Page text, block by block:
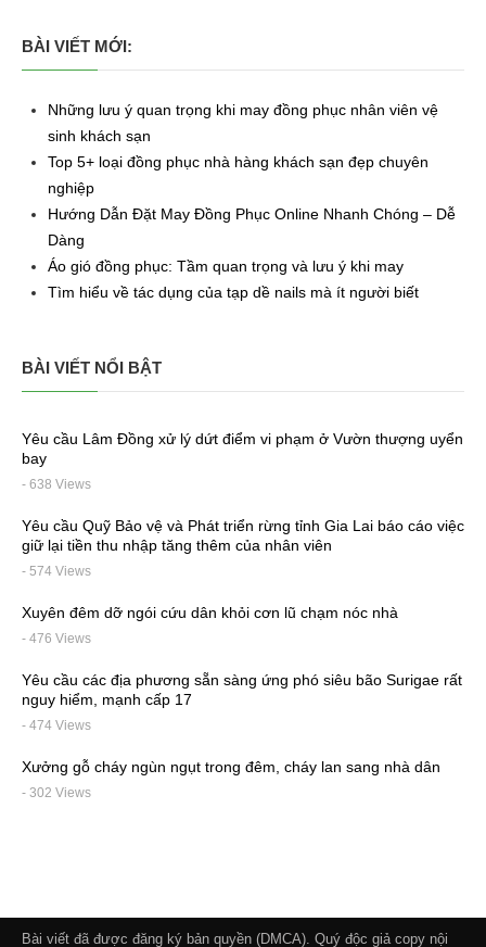
BÀI VIẾT MỚI:
Những lưu ý quan trọng khi may đồng phục nhân viên vệ
sinh khách sạn
Top 5+ loại đồng phục nhà hàng khách sạn đẹp chuyên
nghiệp
Hướng Dẫn Đặt May Đồng Phục Online Nhanh Chóng – Dễ
Dàng
Áo gió đồng phục: Tầm quan trọng và lưu ý khi may
Tìm hiểu về tác dụng của tạp dề nails mà ít người biết
BÀI VIẾT NỔI BẬT
Yêu cầu Lâm Đồng xử lý dứt điểm vi phạm ở Vườn thượng uyển
bay
- 638 Views
Yêu cầu Quỹ Bảo vệ và Phát triển rừng tỉnh Gia Lai báo cáo việc
giữ lại tiền thu nhập tăng thêm của nhân viên
- 574 Views
Xuyên đêm dỡ ngói cứu dân khỏi cơn lũ chạm nóc nhà
- 476 Views
Yêu cầu các địa phương sẵn sàng ứng phó siêu bão Surigae rất
nguy hiểm, mạnh cấp 17
- 474 Views
Xưởng gỗ cháy ngùn ngụt trong đêm, cháy lan sang nhà dân
- 302 Views
Bài viết đã được đăng ký bản quyền (DMCA). Quý độc giả copy nội